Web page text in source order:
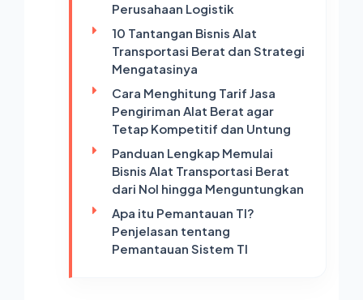
Perusahaan Logistik
10 Tantangan Bisnis Alat
Transportasi Berat dan Strategi
Mengatasinya
Cara Menghitung Tarif Jasa
Pengiriman Alat Berat agar
Tetap Kompetitif dan Untung
Panduan Lengkap Memulai
Bisnis Alat Transportasi Berat
dari Nol hingga Menguntungkan
Apa itu Pemantauan TI?
Penjelasan tentang
Pemantauan Sistem TI